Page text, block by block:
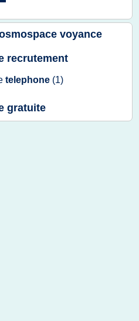
voyance
recrutement
telephone (1)
gratuite